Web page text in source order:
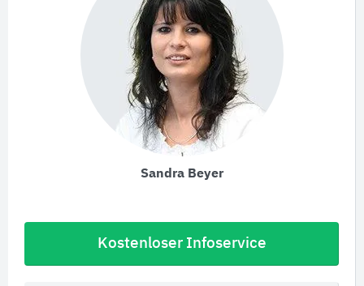
Sandra Beyer
Kostenloser Infoservice